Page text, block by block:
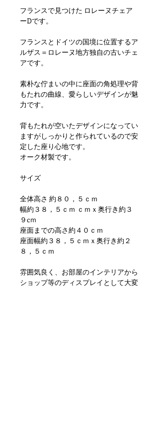
フランスで見つけた ロレーヌチェア
ーDです。
フランスとドイツの国境に位置するア
ルザス＝ロレーヌ地方独自の古いチェ
アです。
素朴な佇まいの中に座面の角処理や背
もたれの曲線、愛らしいデザインが魅
力です。
背もたれが空いたデザインになってい
ますがしっかりと作られているので安
定した座り心地です。
オーク材製です。
サイズ
全体高さ 約８０，５ｃｍ
幅約３８，５ｃｍ ｃｍｘ奥行き約３
９cｍ
座面までの高さ約４０ｃｍ
座面幅約３８，５ｃｍｘ奥行き約２
８，５ｃｍ
雰囲気良く、お部屋のインテリアから
ショップ等のディスプレイとして大変